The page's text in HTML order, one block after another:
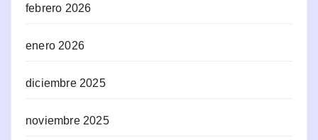
febrero 2026
enero 2026
diciembre 2025
noviembre 2025